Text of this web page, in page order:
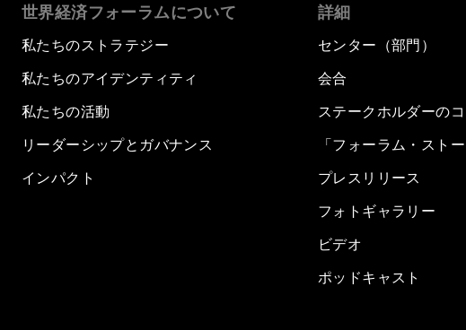
世界経済フォーラムについて
私たちのストラテジー
私たちのアイデンティティ
私たちの活動
リーダーシップとガバナンス
インパクト
詳細
センター（部門）
会合
ステークホルダーの
「フォーラム・ストー
プレスリリース
フォトギャラリー
ビデオ
ポッドキャスト